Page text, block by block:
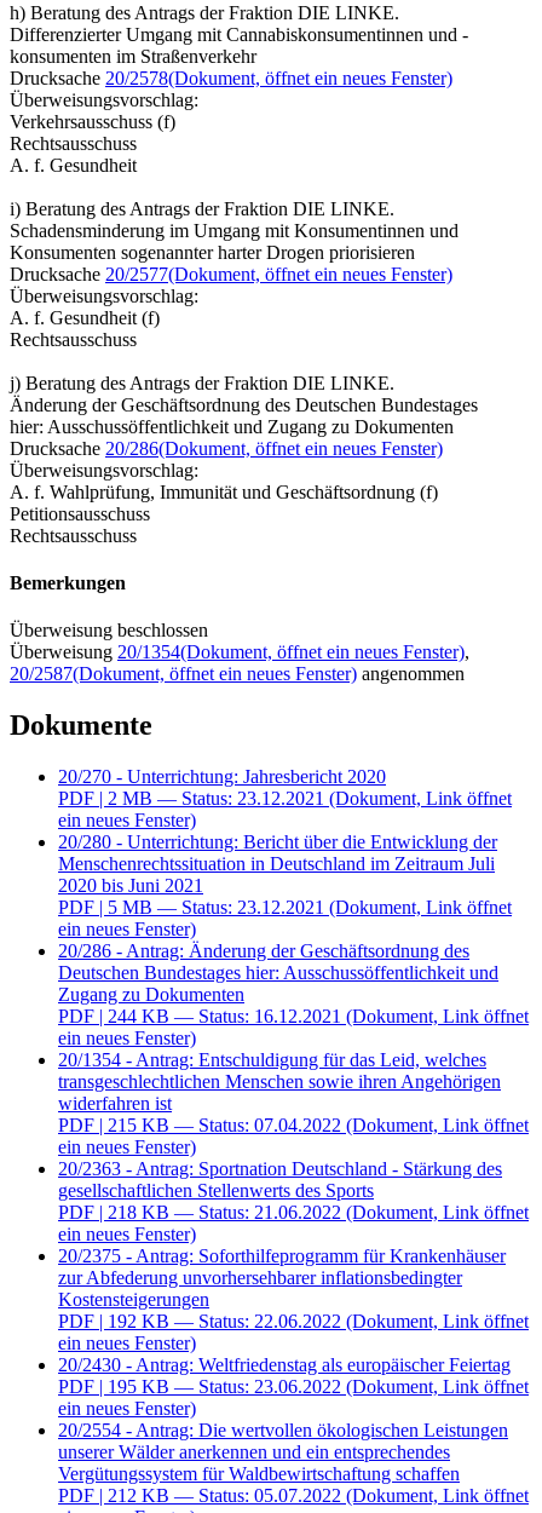
h) Beratung des Antrags der Fraktion DIE LINKE.
Differenzierter Umgang mit Cannabiskonsumentinnen und -
konsumenten im Straßenverkehr
Drucksache 20/2578(Dokument, öffnet ein neues Fenster)
Überweisungsvorschlag:
Verkehrsausschuss (f)
Rechtsausschuss
A. f. Gesundheit
i) Beratung des Antrags der Fraktion DIE LINKE.
Schadensminderung im Umgang mit Konsumentinnen und
Konsumenten sogenannter harter Drogen priorisieren
Drucksache 20/2577(Dokument, öffnet ein neues Fenster)
Überweisungsvorschlag:
A. f. Gesundheit (f)
Rechtsausschuss
j) Beratung des Antrags der Fraktion DIE LINKE.
Änderung der Geschäftsordnung des Deutschen Bundestages
hier: Ausschussöffentlichkeit und Zugang zu Dokumenten
Drucksache 20/286(Dokument, öffnet ein neues Fenster)
Überweisungsvorschlag:
A. f. Wahlprüfung, Immunität und Geschäftsordnung (f)
Petitionsausschuss
Rechtsausschuss
Bemerkungen
Überweisung beschlossen
Überweisung 20/1354(Dokument, öffnet ein neues Fenster),
20/2587(Dokument, öffnet ein neues Fenster) angenommen
Dokumente
20/270 - Unterrichtung: Jahresbericht 2020
PDF | 2 MB — Status: 23.12.2021 (Dokument, Link öffnet
ein neues Fenster)
20/280 - Unterrichtung: Bericht über die Entwicklung der
Menschenrechtssituation in Deutschland im Zeitraum Juli
2020 bis Juni 2021
PDF | 5 MB — Status: 23.12.2021 (Dokument, Link öffnet
ein neues Fenster)
20/286 - Antrag: Änderung der Geschäftsordnung des
Deutschen Bundestages hier: Ausschussöffentlichkeit und
Zugang zu Dokumenten
PDF | 244 KB — Status: 16.12.2021 (Dokument, Link öffnet
ein neues Fenster)
20/1354 - Antrag: Entschuldigung für das Leid, welches
transgeschlechtlichen Menschen sowie ihren Angehörigen
widerfahren ist
PDF | 215 KB — Status: 07.04.2022 (Dokument, Link öffnet
ein neues Fenster)
20/2363 - Antrag: Sportnation Deutschland - Stärkung des
gesellschaftlichen Stellenwerts des Sports
PDF | 218 KB — Status: 21.06.2022 (Dokument, Link öffnet
ein neues Fenster)
20/2375 - Antrag: Soforthilfeprogramm für Krankenhäuser
zur Abfederung unvorhersehbarer inflationsbedingter
Kostensteigerungen
PDF | 192 KB — Status: 22.06.2022 (Dokument, Link öffnet
ein neues Fenster)
20/2430 - Antrag: Weltfriedenstag als europäischer Feiertag
PDF | 195 KB — Status: 23.06.2022 (Dokument, Link öffnet
ein neues Fenster)
20/2554 - Antrag: Die wertvollen ökologischen Leistungen
unserer Wälder anerkennen und ein entsprechendes
Vergütungssystem für Waldbewirtschaftung schaffen
PDF | 212 KB — Status: 05.07.2022 (Dokument, Link öffnet